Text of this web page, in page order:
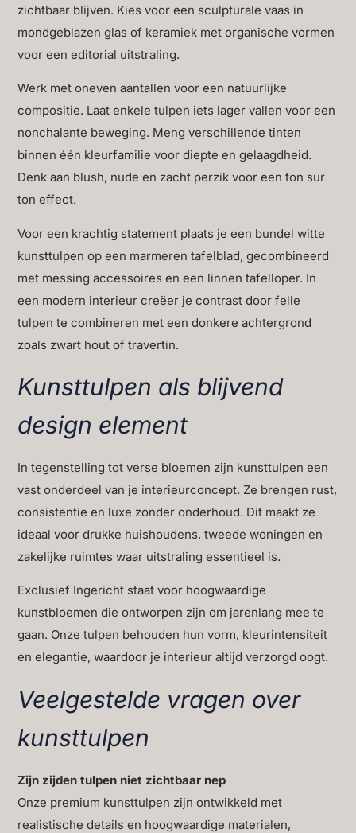
zichtbaar blijven. Kies voor een sculpturale vaas in
mondgeblazen glas of keramiek met organische vormen
voor een editorial uitstraling.
Werk met oneven aantallen voor een natuurlijke
compositie. Laat enkele tulpen iets lager vallen voor een
nonchalante beweging. Meng verschillende tinten
binnen één kleurfamilie voor diepte en gelaagdheid.
Denk aan blush, nude en zacht perzik voor een ton sur
ton effect.
Voor een krachtig statement plaats je een bundel witte
kunsttulpen op een marmeren tafelblad, gecombineerd
met messing accessoires en een linnen tafelloper. In
een modern interieur creëer je contrast door felle
tulpen te combineren met een donkere achtergrond
zoals zwart hout of travertin.
Kunsttulpen als blijvend
design element
In tegenstelling tot verse bloemen zijn kunsttulpen een
vast onderdeel van je interieurconcept. Ze brengen rust,
consistentie en luxe zonder onderhoud. Dit maakt ze
ideaal voor drukke huishoudens, tweede woningen en
zakelijke ruimtes waar uitstraling essentieel is.
Exclusief Ingericht staat voor hoogwaardige
kunstbloemen die ontworpen zijn om jarenlang mee te
gaan. Onze tulpen behouden hun vorm, kleurintensiteit
en elegantie, waardoor je interieur altijd verzorgd oogt.
Veelgestelde vragen over
kunsttulpen
Zijn zijden tulpen niet zichtbaar nep
Onze premium kunsttulpen zijn ontwikkeld met
realistische details en hoogwaardige materialen,